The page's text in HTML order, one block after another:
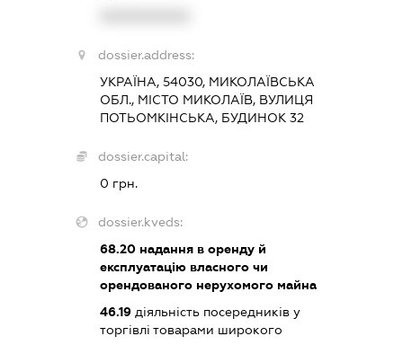
dossier.address:
УКРАЇНА, 54030, МИКОЛАЇВСЬКА
ОБЛ., МІСТО МИКОЛАЇВ, ВУЛИЦЯ
ПОТЬОМКІНСЬКА, БУДИНОК 32
dossier.capital:
0 грн.
dossier.kveds:
68.20 надання в оренду й
експлуатацію власного чи
орендованого нерухомого майна
46.19 діяльність посередників у
торгівлі товарами широкого